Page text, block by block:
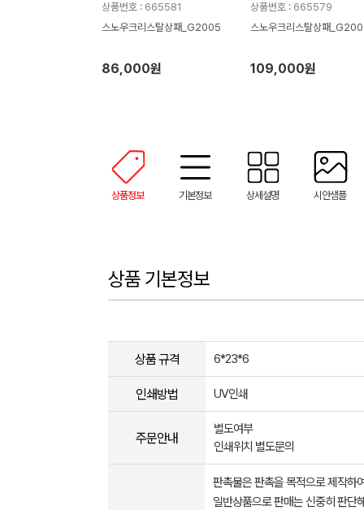
상품번호 : 665581
스노우크리스탈상패_G2005
86,000원
상품번호 : 665579
스노우크리스탈상패
109,000원
상품정보 기본정보 상세설명 시안샘플
상품 기본정보
상품 규격 6*23*6
인쇄방법 UV인쇄
주문안내
별도여부
인쇄위치 별도문의
판촉물은 판촉을 목적으로 제작하
일반상품으로 판매는 신중히 판단